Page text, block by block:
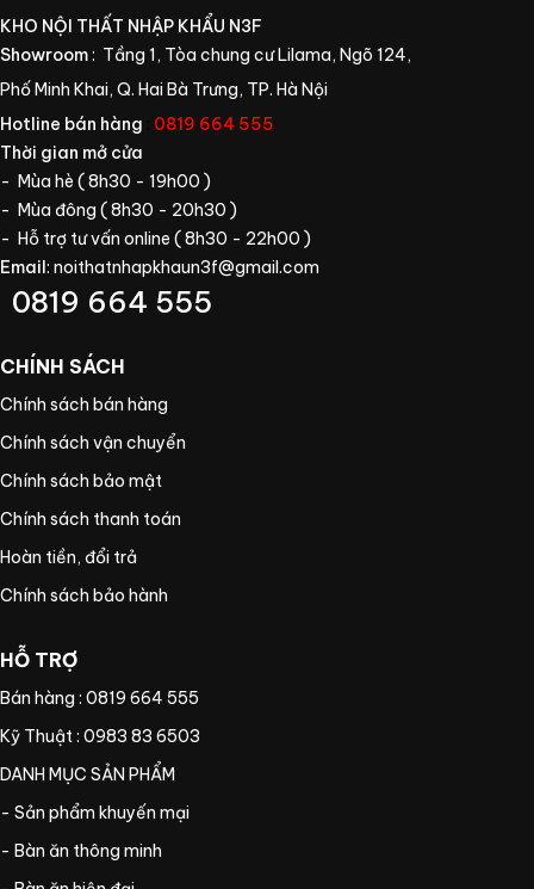
KHO NỘI THẤT NHẬP KHẨU N3F
Showroom: Tầng 1, Tòa chung cư Lilama, Ngõ 124,
Phố Minh Khai, Q. Hai Bà Trưng, TP. Hà Nội
Hotline bán hàng
0819 664 555
Thời gian mở cửa
- Mùa hè ( 8h30 - 19h00 )
- Mùa đông ( 8h30 - 20h30 )
- Hỗ trợ tư vấn online ( 8h30 - 22h00 )
Email: noithatnhapkhaun3f@gmail.com
0819 664 555
CHÍNH SÁCH
Chính sách bán hàng
Chính sách vận chuyển
Chính sách bảo mật
Chính sách thanh toán
Hoàn tiền, đổi trả
Chính sách bảo hành
HỖ TRỢ
Bán hàng : 0819 664 555
Kỹ Thuật : 0983 83 6503
DANH MỤC SẢN PHẨM
- Sản phẩm khuyến mại
- Bàn ăn thông minh